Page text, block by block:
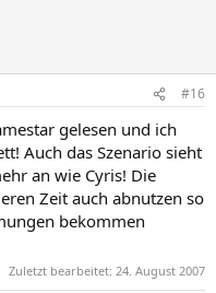
#16
gelesen und ich
Auch das Szenario sieht
an wie Cyris! Die
Zeit auch abnutzen so
bekommen
Zuletzt bearbeitet: 24. August 2007